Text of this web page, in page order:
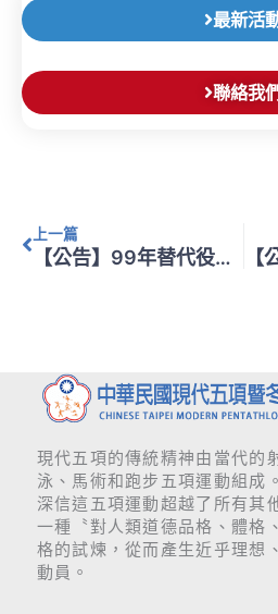
最新活
聯絡我
上一篇
【公告】99年替代役體育役儲備選手類役男甄選辦法
現代五項的傳統精神由當代的
泳、馬術和跑步五項運動組成
深信這五項運動超越了所有其
一種〝對人類道德品格、體格
格的試煉，從而產生近乎理想
動員。